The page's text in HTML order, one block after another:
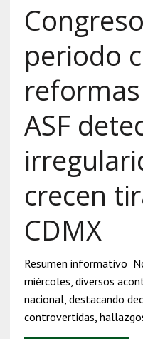
periodo
ASF
crecen
CDMX
Resumen informativo
miércoles, diversos
nacional, destacando
controvertidas,